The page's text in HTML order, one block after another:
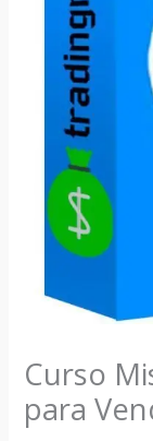
Curso
para